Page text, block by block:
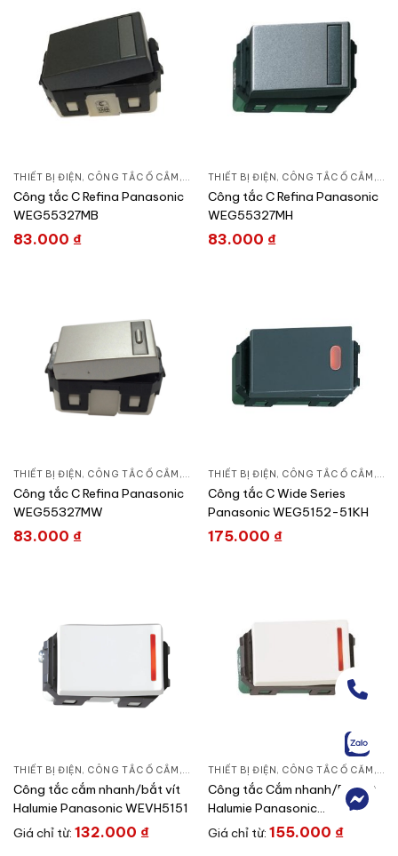
THIẾT BỊ ĐIỆN, CÔNG TẮC Ổ CẮM , DÒNG REFINA
Công tắc C Refina Panasonic
WEG55327MB
83.000 ₫
THIẾT BỊ ĐIỆN, CÔNG TẮC Ổ CẮM ,
Công tắc C Refina Panasonic
WEG55327MH
83.000 ₫
THIẾT BỊ ĐIỆN, CÔNG TẮC Ổ CẮM , DÒNG REFINA
Công tắc C Refina Panasonic
WEG55327MW
83.000 ₫
THIẾT BỊ ĐIỆN, CÔNG TẮC Ổ CẮM ,
Công tắc C Wide Series
Panasonic WEG5152-51KH
175.000 ₫
THIẾT BỊ ĐIỆN , CÔNG TẮC Ổ CẮM , DÒNG HALUMIE
Công tắc cắm nhanh/bắt vít
Halumie Panasonic WEVH5151
Giá chỉ từ: 132.000 ₫
THIẾT BỊ ĐIỆN , CÔNG TẮC Ổ CẮM ,
Công tắc Cắm nhanh/Bắt vít
Halumie Panasonic
WEVH5152
Giá chỉ từ: 155.000 ₫